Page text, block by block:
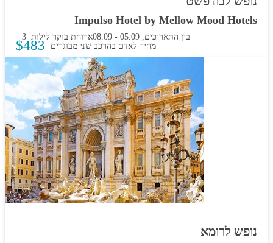
בין התאריכים, -
08.09
Impulso Hotel by Mellow Mood Hotels
3 לילות ארוחת בוקר
$483 מחיר לאדם בהרכב שני מבוגרים
נופש לרומא